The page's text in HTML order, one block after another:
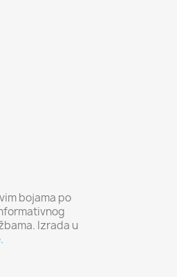
bojama po
Izrada u